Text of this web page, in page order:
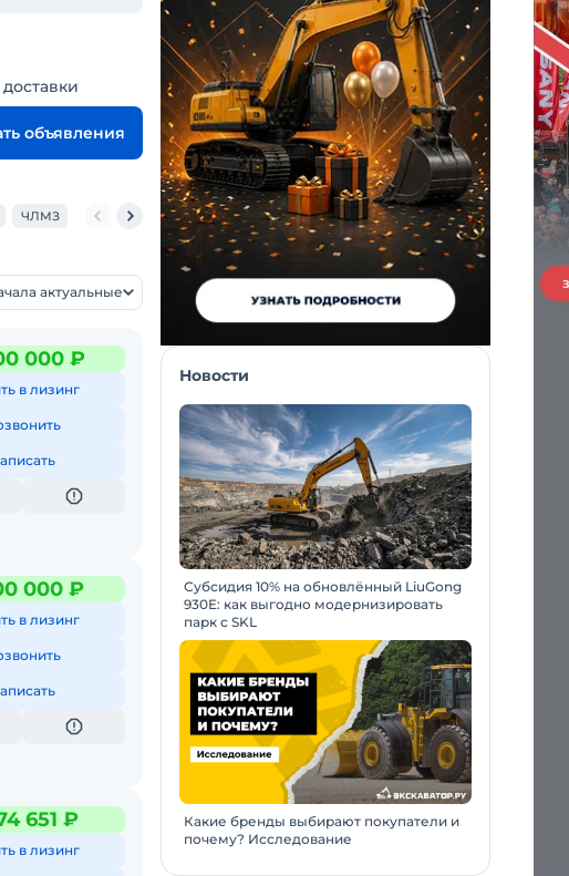
объявления
ЧЛМЗ MST SANY LOVOL WEHEAVY / WEICHAI XCMG UMG
актуальные
000 ₽
в лизинг
000 ₽
в лизинг
651 ₽
в лизинг
Новости
Субсидия 10% на обновлённый LiuGong
930E: как выгодно модернизировать
парк с SKL
Какие бренды выбирают покупатели и
почему? Исследование